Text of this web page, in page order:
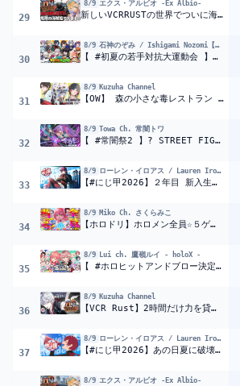
29
8/9 エクス・アルビオ -Ex Albio-
新しいVCRRUSTの世界でついに海賊同盟を組んで海制覇なるか！！『 Rust 』【 エビオ/にじさんじ 】
30
8/9 石神のぞみ / Ishigami Nozomi【にじさんじ】
【 #初夏の若手対抗大運動会 】若手たちよ！！今こそ鎬を削り合え！！！！！！【 にじさんじ所属 】
31
8/9 Kuzuha Channel
【OW】 森の小さな毒レストラン 【 CRカップ本番 】らい夏,うるか,うみng,ミホーク3 コーチ：くらうど3 #ぽいドンWIN 3000000分遅延
32
8/9 Towa Ch. 常闇トワ
【 #常闇祭2 】? STREET FIGHTER6 3on3 トーナメント?常闇祭2 powered by ZENAIM【常闇トワ/ホロライブ】
33
8/9 ローレン・イロアス / Lauren Iroas【にじさんじ】
【#にじ甲2026】２年目 新入生の皆さん、入ってきてください。【ローレン・イロアス/にじさんじ】
34
8/9 Miko Ch. さくらみこ
【ホロドリ】ホロメン全員☆５ゲットのホロライブドリーム達成を目指すエリートに俺はなる2日目【ホロライブ/さくらみこ】
35
8/9 Lui ch. 鷹嶺ルイ - holoX -
【 #ホロヒットアンドブロー決定戦 】エンジョイ！ホロヒット＆ブロー最強決定戦
36
8/9 Kuzuha Channel
【VCR Rust】2時間だけ力を貸してやる PVP編 【喉警戒】
37
8/9 ローレン・イロアス / Lauren Iroas【にじさんじ】
【#にじ甲2026】あの日夏に破壊された俺たちが、今度は夏を破壊する feat.山際【ローレン・イロアス/にじさんじ】
8/9 エクス・アルビオ -Ex Albio-